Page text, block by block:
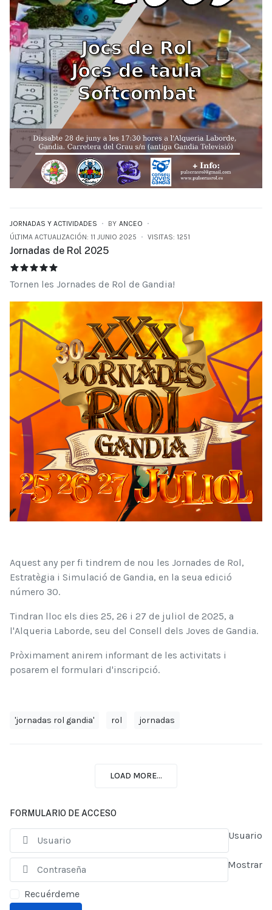
JORNADAS Y ACTIVIDADES BY ANCEO
ÚLTIMA ACTUALIZACIÓN: 11 JUNIO 2025
VISITAS: 1251
Jornadas de Rol 2025
JORNADAS DE ROL 2025
Tornen les Jornades de Rol de Gandia!
Aquest any per fi tindrem de nou les Jornades de Rol,
Estratègia i Simulació de Gandia, en la seua edició
número 30.
Tindran lloc els dies 25, 26 i 27 de juliol de 2025, a
l'Alqueria Laborde, seu del Consell dels Joves de Gandia.
Pròximament anirem informant de les activitats i
posarem el formulari d'inscripció.
'jornadas rol gandia' rol jornadas
LOAD MORE...
FORMULARIO DE ACCESO
Usuario
Mostrar
Recuérdeme